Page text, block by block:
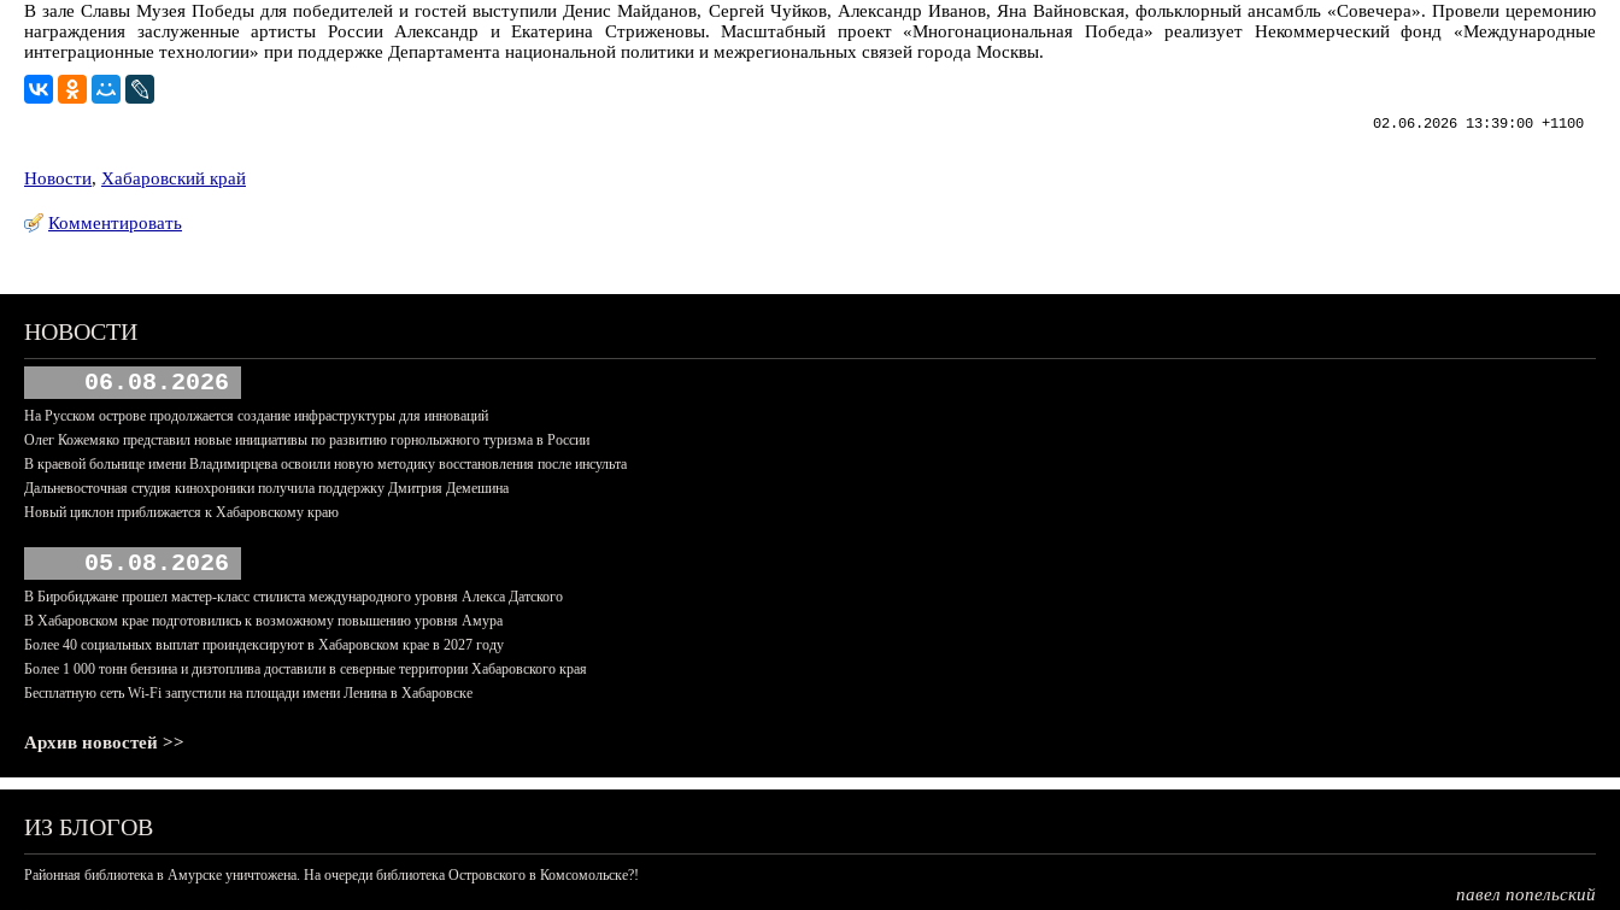
В зале Славы Музея Победы для победителей и гостей выступили Денис Майданов, Сергей Чуйков, Александр Иванов, Яна Вайновская, фольклорный ансамбль «Совечера». Провели церемонию
награждения заслуженные артисты России Александр и Екатерина Стриженовы. Масштабный проект «Многонациональная Победа» реализует Некоммерческий фонд «Международные
интеграционные технологии» при поддержке Департамента национальной политики и межрегиональных связей города Москвы.
02.06.2026 13:39:00 +1100
Новости, Хабаровский край
Комментировать
НОВОСТИ
06.08.2026
На Русском острове продолжается создание инфраструктуры для инноваций
Олег Кожемяко представил новые инициативы по развитию горнолыжного туризма в России
В краевой больнице имени Владимирцева освоили новую методику восстановления после инсульта
Дальневосточная студия кинохроники получила поддержку Дмитрия Демешина
Новый циклон приближается к Хабаровскому краю
05.08.2026
В Биробиджане прошел мастер-класс стилиста международного уровня Алекса Датского
В Хабаровском крае подготовились к возможному повышению уровня Амура
Более 40 социальных выплат проиндексируют в Хабаровском крае в 2027 году
Более 1 000 тонн бензина и дизтоплива доставили в северные территории Хабаровского края
Бесплатную сеть Wi-Fi запустили на площади имени Ленина в Хабаровске
Архив новостей >>
ИЗ БЛОГОВ
Районная библиотека в Амурске уничтожена. На очереди библиотека Островского в Комсомольске?!
павел попельский